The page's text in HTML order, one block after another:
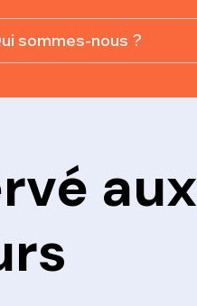
sommes-nous ?
aux